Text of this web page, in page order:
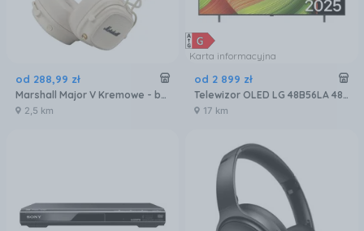
od 288,99 zł
Marshall Major V Kremowe - bezprzewodowe słuchawki nauszne
2,5 km
Karta informacyjna
od 2 899 zł
Telewizor OLED LG 48B56LA 48 cali 4K UHD
17 km